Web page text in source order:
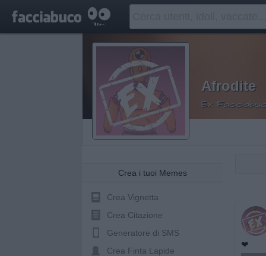
Afrodite
Ex
Crea i tuoi Memes
Crea Vignetta
Crea Citazione
Generatore di SMS
Crea Finta Lapide
❤